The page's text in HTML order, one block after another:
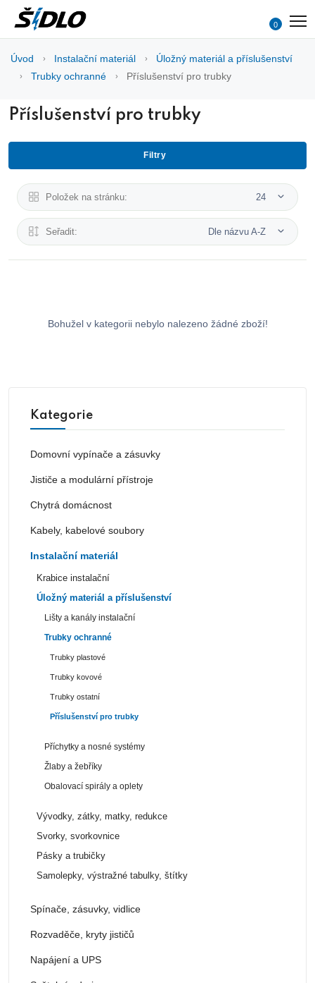
0
Úvod Instalační materiál
Úložný materiál a příslušenství
Trubky ochranné
Příslušenství pro trubky
Příslušenství pro trubky
Filtry
Položek na stránku: 24
Seřadit: Dle názvu A-Z
Bohužel v kategorii nebylo nalezeno žádné zboží!
Kategorie
Domovní vypínače a zásuvky
Jističe a modulární přístroje
Chytrá domácnost
Kabely, kabelové soubory
Instalační materiál
Krabice instalační
Úložný materiál a příslušenství
Lišty a kanály instalační
Trubky ochranné
Trubky plastové
Trubky kovové
Trubky ostatní
Příslušenství pro trubky
Příchytky a nosné systémy
Žlaby a žebříky
Obalovací spirály a oplety
Vývodky, zátky, matky, redukce
Svorky, svorkovnice
Pásky a trubičky
Samolepky, výstražné tabulky, štítky
Spínače, zásuvky, vidlice
Rozvaděče, kryty jističů
Napájení a UPS